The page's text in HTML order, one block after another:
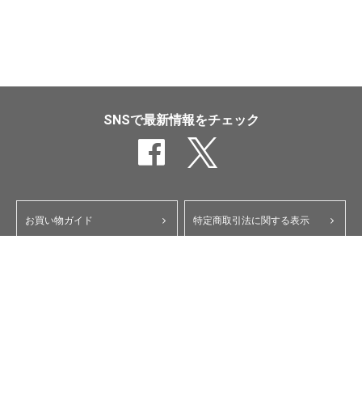
SNSで最新情報をチェック
お買い物ガイド 特定商取引法に関する表示